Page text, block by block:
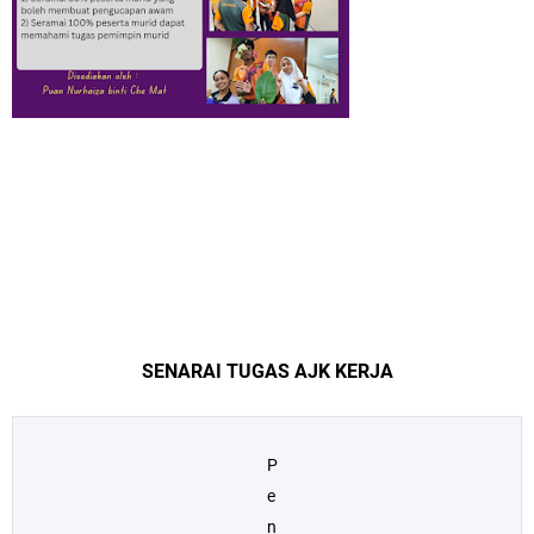
SENARAI TUGAS AJK KERJA
P
e
n